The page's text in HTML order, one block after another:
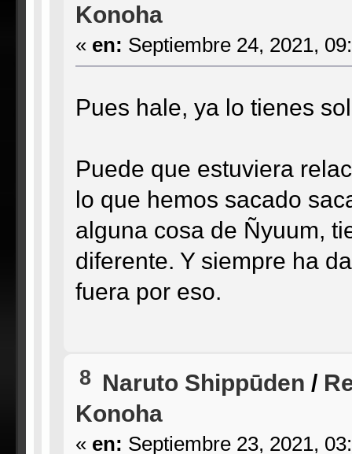
Konoha
« en: Septiembre 24, 2021,
Pues hale, ya lo tienes
Puede que estuviera
lo que hemos sacado
alguna cosa de Ñyuum,
diferente. Y siempre ha
fuera por eso.
8 Naruto Shippūden /
Konoha
« en: Septiembre 23, 2021,